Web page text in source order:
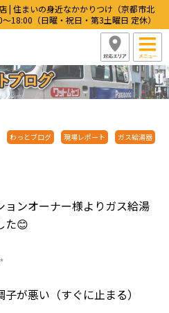
| 住まいの身近なかかりつけ（京都市北
18:00（日曜・祝日・第3土曜日 定休）
わっとブログ 現場レポート ガス給湯器
ンオーナー様よりガス給湯
た😊
が悪い（すぐに止まる）